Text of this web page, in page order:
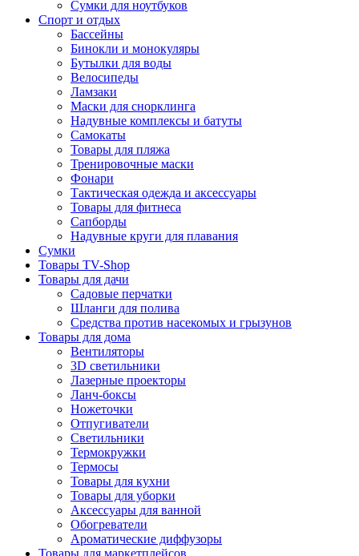
Сумки для ноутбуков
Спорт и отдых
Бассейны
Бинокли и монокуляры
Бутылки для воды
Велосипеды
Ламзаки
Маски для снорклинга
Надувные комплексы и батуты
Самокаты
Товары для пляжа
Тренировочные маски
Фонари
Тактическая одежда и аксессуары
Товары для фитнеса
Сапборды
Надувные круги для плавания
Сумки
Товары TV-Shop
Товары для дачи
Садовые перчатки
Шланги для полива
Средства против насекомых и грызунов
Товары для дома
Вентиляторы
3D светильники
Лазерные проекторы
Ланч-боксы
Ножеточки
Отпугиватели
Светильники
Термокружки
Термосы
Товары для кухни
Товары для уборки
Аксессуары для ванной
Обогреватели
Ароматические диффузоры
Товары для маркетплейсов